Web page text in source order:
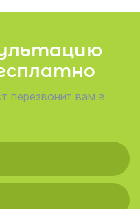
перезвонит вам в